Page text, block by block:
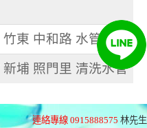
東 中和路 水管清洗
埔 照門里 清洗水管
連絡專線 0915888575 林先生